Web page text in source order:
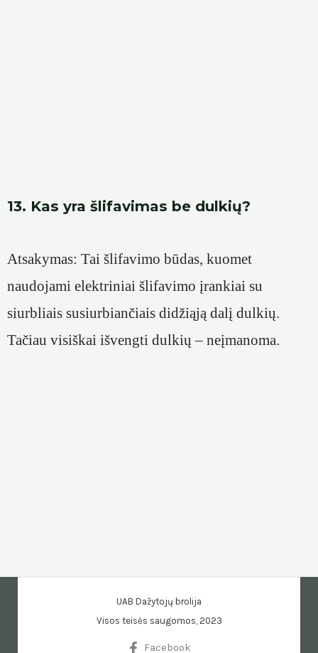
13. Kas yra šlifavimas be dulkių?
Atsakymas: Tai šlifavimo būdas, kuomet
naudojami elektriniai šlifavimo įrankiai su
siurbliais susiurbiančiais didžiąją dalį dulkių.
Tačiau visiškai išvengti dulkių – neįmanoma.
UAB Dažytojų brolija
Visos teisės saugomos, 2023
Facebook